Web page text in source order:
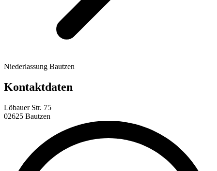
Niederlassung Bautzen
Kontaktdaten
Löbauer Str. 75
02625 Bautzen